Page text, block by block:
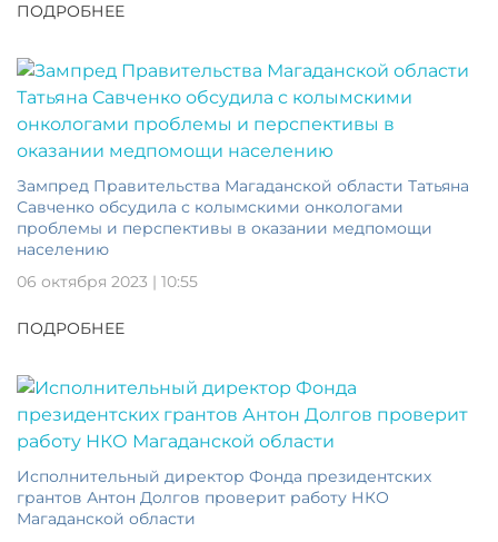
ПОДРОБНЕЕ
Зампред Правительства Магаданской области Татьяна
Савченко обсудила с колымскими онкологами
проблемы и перспективы в оказании медпомощи
населению
06 октября 2023 | 10:55
ПОДРОБНЕЕ
Исполнительный директор Фонда президентских
грантов Антон Долгов проверит работу НКО
Магаданской области